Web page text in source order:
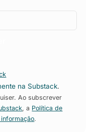
na Substack.
Ao subscrever
, a Política de
.